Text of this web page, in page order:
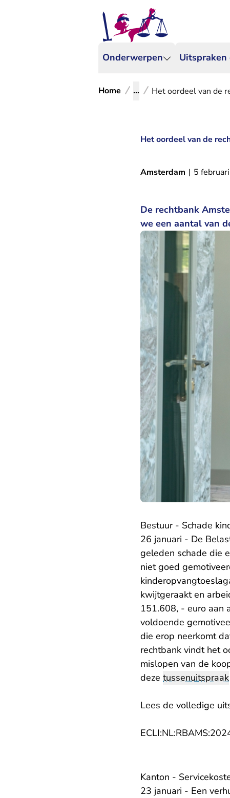
Onderwerpen Uitspraken
Home ... Het oordeel van de
Het oordeel van de
Amsterdam | 5
De rechtbank
we een aantal van
Bestuur - Schade
26 januari - De
geleden schade die
niet goed
kwijtgeraakt en
151.608, - euro aan
voldoende
die erop neerkomt
rechtbank vindt het
mislopen van de
deze tussenuitspraak
Lees de volledige
Kanton -
23 januari - Een